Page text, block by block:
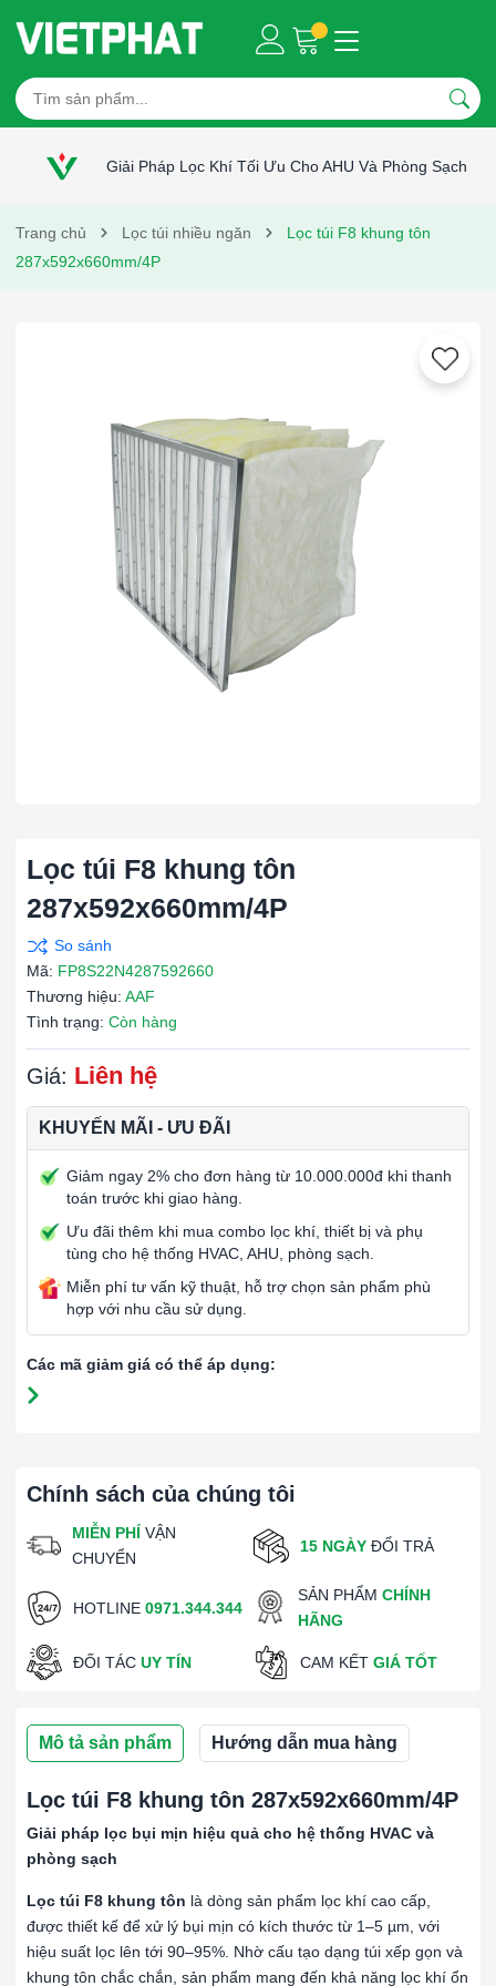
Giải Pháp Lọc Khí Tối Ưu Cho AHU Và Phòng Sạch
Trang chủ Lọc túi nhiều ngăn
Lọc túi F8 khung tôn
287x592x660mm/4P
Chính sách của chúng tôi
MIỄN PHÍ VẬN
CHUYỂN
15 NGÀY ĐỔI TRẢ
HOTLINE 0971.344.344
SẢN PHẨMCHÍNH
HÃNG
ĐỐI TÁC UY TÍN CAM KẾT GIÁ TỐT
Mô tả sản phẩm Hướng dẫn mua hàng
Lọc túi F8 khung tôn 287x592x660mm/4P
Giải pháp lọc bụi mịn hiệu quả cho hệ thống HVAC và
phòng sạch
Lọc túi F8 khung tôn là dòng sản phẩm lọc khí cao cấp,
được thiết kế để xử lý bụi mịn có kích thước từ 1–5 µm, với
hiệu suất lọc lên tới 90–95%. Nhờ cấu tạo dạng túi xếp gọn và
khung tôn chắc chắn, sản phẩm mang đến khả năng lọc khí ổn
Lọc túi F8 khung tôn
287x592x660mm/4P
Mã: FP8S22N4287592660
Thương hiệu: AAF
Tình trạng: Còn hàng
Giá: Liên hệ
KHUYẾN MÃI - ƯU ĐÃI
Giảm ngay 2% cho đơn hàng từ 10.000.000đ khi thanh
toán trước khi giao hàng.
Ưu đãi thêm khi mua combo lọc khí, thiết bị và phụ
tùng cho hệ thống HVAC, AHU, phòng sạch.
Miễn phí tư vấn kỹ thuật, hỗ trợ chọn sản phẩm phù
hợp với nhu cầu sử dụng.
Các mã giảm giá có thể áp dụng: